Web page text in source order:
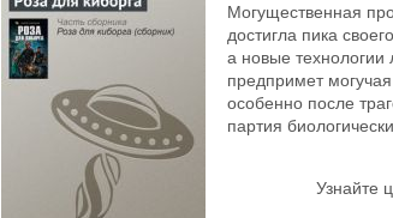
Могущественная
достигла пика
а новые
предпримет
особенно после
партия
Узнайте